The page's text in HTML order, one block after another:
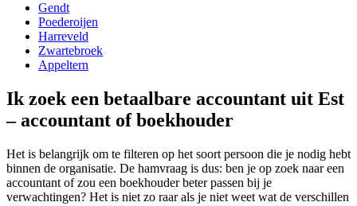
Gendt
Poederoijen
Harreveld
Zwartebroek
Appeltern
Ik zoek een betaalbare accountant uit Est
– accountant of boekhouder
Het is belangrijk om te filteren op het soort persoon die je nodig hebt
binnen de organisatie. De hamvraag is dus: ben je op zoek naar een
accountant of zou een boekhouder beter passen bij je
verwachtingen? Het is niet zo raar als je niet weet wat de verschillen